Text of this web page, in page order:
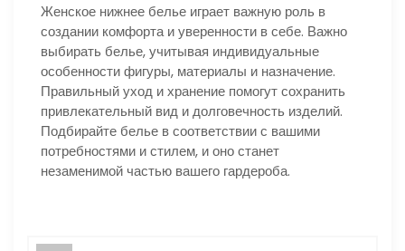
Женское нижнее белье играет важную роль в
создании комфорта и уверенности в себе. Важно
выбирать белье, учитывая индивидуальные
особенности фигуры, материалы и назначение.
Правильный уход и хранение помогут сохранить
привлекательный вид и долговечность изделий.
Подбирайте белье в соответствии с вашими
потребностями и стилем, и оно станет
незаменимой частью вашего гардероба.